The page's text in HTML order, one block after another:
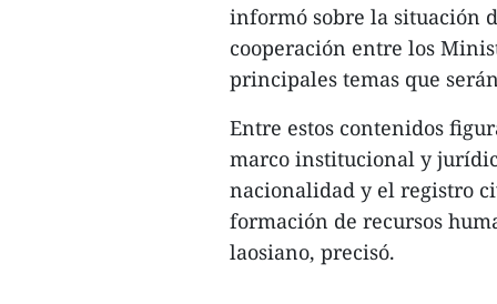
informó sobre la situación
cooperación entre los
principales temas que
Entre estos contenidos
marco institucional y
nacionalidad y el registro
formación de recursos
laosiano, precisó.